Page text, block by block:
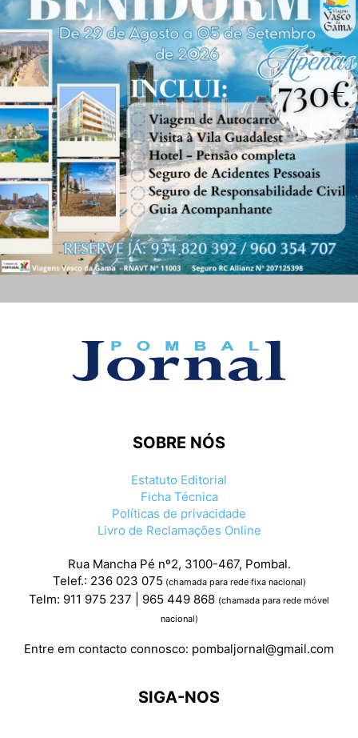
SOBRE NÓS
Estatuto Editorial
Ficha Técnica
Políticas de privacidade
Livro de Reclamações Online
Rua Mancha Pé nº2, 3100-467, Pombal.
Telef.: 236 023 075 (chamada para rede fixa nacional)
Telm: 911 975 237 | 965 449 868 (chamada para rede móvel
nacional)
Entre em contacto connosco: pombaljornal@gmail.com
SIGA-NOS